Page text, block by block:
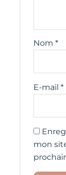
Nom *
E-mail *
mon